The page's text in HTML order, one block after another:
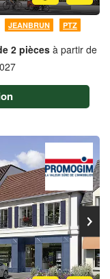
JEANBRUN PTZ
2 piècesà partir de